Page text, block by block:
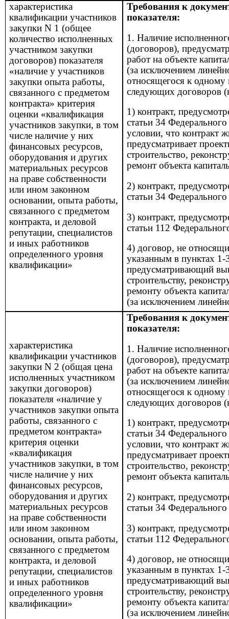
характеристика
квалификации участников
закупки N1 (общее
количество исполненных
участником закупки
договоров) показателя
«наличие у участников
закупки опыта работы,
связанного с предметом
контракта» критерия
оценки «квалификация
участников закупки, в том
числе наличие у них
финансовых ресурсов,
оборудования и других
материальных ресурсов
на праве собственности
или ином законном
основании, опыта работы,
связанного с предметом
контракта, и деловой
репутации, специалистов
и иных работников
определенного уровня
квалификации»
Требования к
показателя:
1. Наличие
(договоров),
работ на объекте
(за исключением
относящегося к одному
следующих договоров
1) контракт,
статьи 34
условии, что контракт
предусматривает
строительство,
ремонт объекта
2) контракт,
статьи 34
3) контракт,
статьи 112
4) договор, не
указанным в пунктах 1-
предусматривающий
строительству,
ремонту объекта
(за исключением
характеристика
квалификации участников
закупки N2 (общая цена
исполненных участником
закупки договоров)
показателя «наличие у
участников закупки опыта
работы, связанного с
предметом контракта»
критерия оценки
«квалификация
участников закупки, в том
числе наличие у них
финансовых ресурсов,
оборудования и других
материальных ресурсов
на праве собственности
или ином законном
основании, опыта работы,
связанного с предметом
контракта, и деловой
репутации, специалистов
и иных работников
определенного уровня
квалификации»
Требования к
показателя:
1. Наличие
(договоров),
работ на объекте
(за исключением
относящегося к одному
следующих договоров
1) контракт,
статьи 34
условии, что контракт
предусматривает
строительство,
ремонт объекта
2) контракт,
статьи 34
3) контракт,
статьи 112
4) договор, не
указанным в пунктах 1-
предусматривающий
строительству,
ремонту объекта
(за исключением